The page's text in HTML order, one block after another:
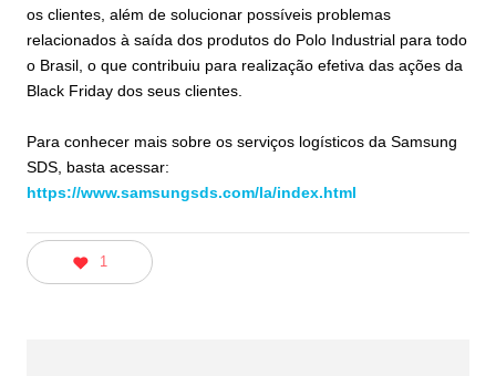
os clientes, além de solucionar possíveis problemas
relacionados à saída dos produtos do Polo Industrial para todo
o Brasil, o que contribuiu para realização efetiva das ações da
Black Friday dos seus clientes.
Para conhecer mais sobre os serviços logísticos da Samsung
SDS, basta acessar:
https://www.samsungsds.com/la/index.html
1